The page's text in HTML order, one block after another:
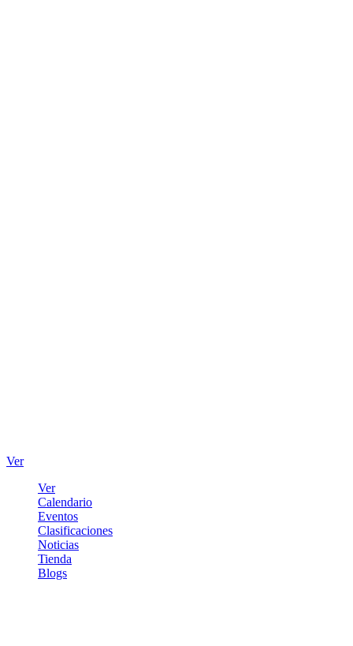
Ver
Ver
Calendario
Eventos
Clasificaciones
Noticias
Tienda
Blogs